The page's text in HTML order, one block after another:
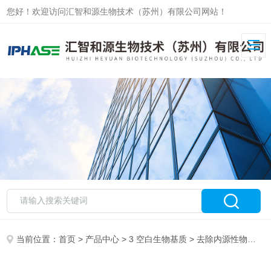
您好！欢迎访问汇智和源生物技术（苏州）有限公司网站！
当前位置：首页 > 产品中心 >3 空白生物基质 >去除内源性物质血清血浆